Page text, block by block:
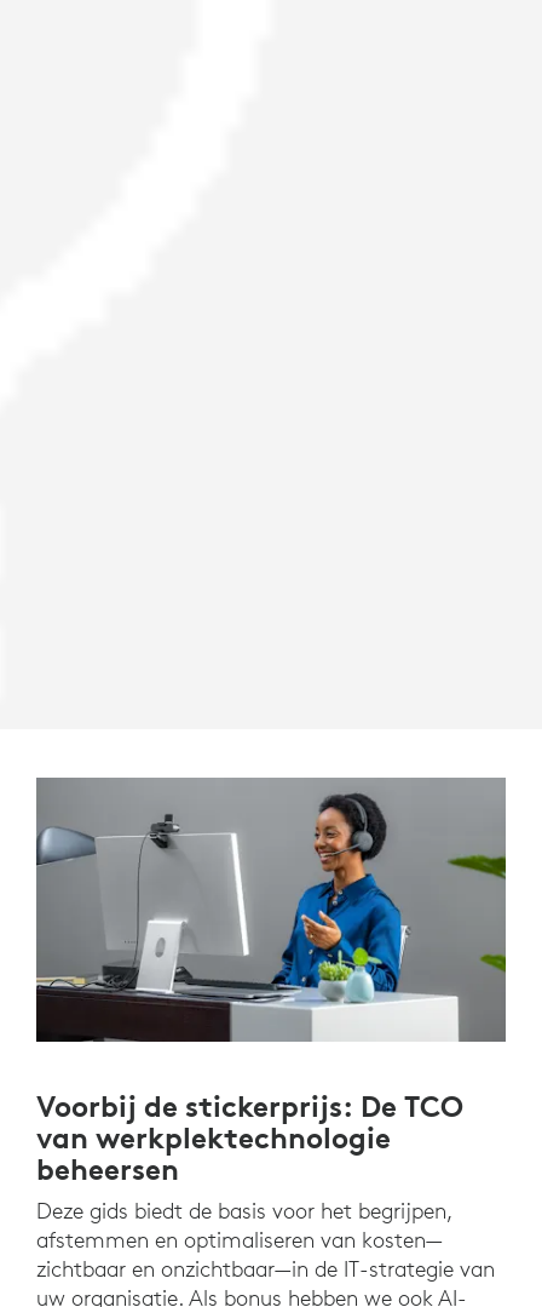
Voorbij de stickerprijs: De TCO
van werkplektechnologie
beheersen
Deze gids biedt de basis voor het begrijpen,
afstemmen en optimaliseren van kosten—
zichtbaar en onzichtbaar—in de IT-strategie van
uw organisatie. Als bonus hebben we ook AI-